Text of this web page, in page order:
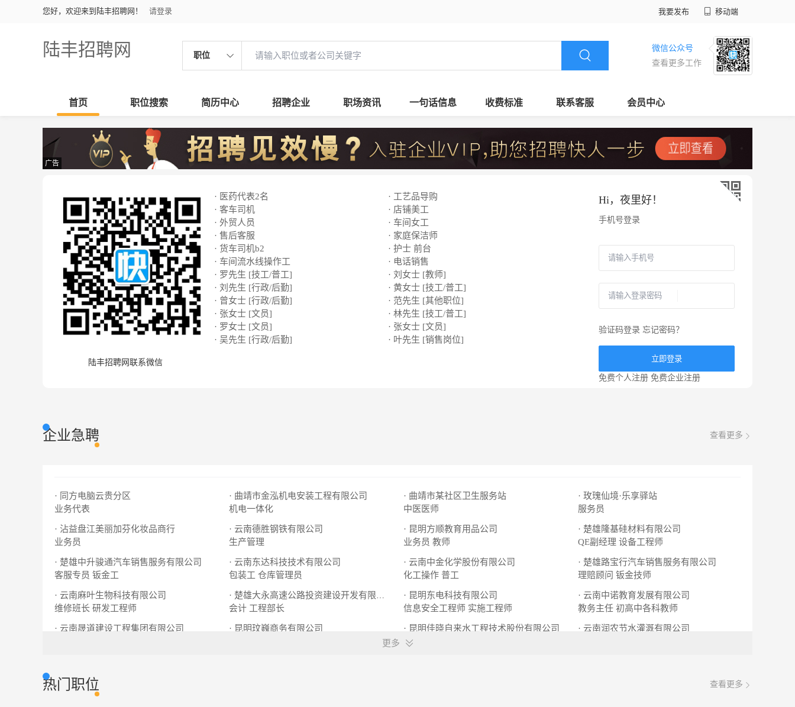
您好，欢迎来到陆丰招聘网！ 请登录 我要发布 移动端
陆丰招聘网 职位
微信公众号
查看更多工作
首页 职位搜索 简历中心 招聘企业 职场资讯 一句话信息 收费标准 联系客服 会员中心
广告
陆丰招聘网联系微信
· 医药代表2名
· 工艺品导购
· 客车司机
· 店铺美工
· 外贸人员
· 车间女工
· 售后客服
· 家庭保洁师
· 货车司机b2
· 护士 前台
· 车间流水线操作工
· 电话销售
· 罗先生 [技工/普工]
· 刘女士 [教师]
· 刘先生 [行政/后勤]
· 黄女士 [技工/普工]
· 曾女士 [行政/后勤]
· 范先生 [其他职位]
· 张女士 [文员]
· 林先生 [技工/普工]
· 罗女士 [文员]
· 张女士 [文员]
· 吴先生 [行政/后勤]
· 叶先生 [销售岗位]
Hi， 夜里好！
手机号登录
验证码登录 忘记密码？
立即登录
免费个人注册 免费企业注册
企业急聘 查看更多
· 同方电脑云贵分区
业务代表
· 曲靖市金泓机电安装工程有限公司
机电一体化
· 曲靖市某社区卫生服务站
中医医师
· 玫瑰仙境·乐享驿站
服务员
· 沾益盘江美丽加芬化妆品商行
业务员
· 云南德胜钢铁有限公司
生产管理
· 昆明方顺教育用品公司
业务员 教师
· 楚雄隆基硅材料有限公司
QE副经理 设备工程师
· 楚雄中升骏通汽车销售服务有限公司
客服专员 钣金工
· 云南东达科技技术有限公司
包装工 仓库管理员
· 云南中金化学股份有限公司
化工操作 普工
· 楚雄路宝行汽车销售服务有限公司
理赔顾问 钣金技师
· 云南麻叶生物科技有限公司
维修班长 研发工程师
· 楚雄大永高速公路投资建设开发有限公司
会计 工程部长
· 昆明东电科技有限公司
信息安全工程师 实施工程师
· 云南中诺教育发展有限公司
教务主任 初高中各科教师
· 云南晟道建设工程集团有限公司
· 昆明玟巍商务有限公司
· 昆明佳晓自来水工程技术股份有限公司
销售代表
· 云南润农节水灌溉有限公司
更多
热门职位 查看更多